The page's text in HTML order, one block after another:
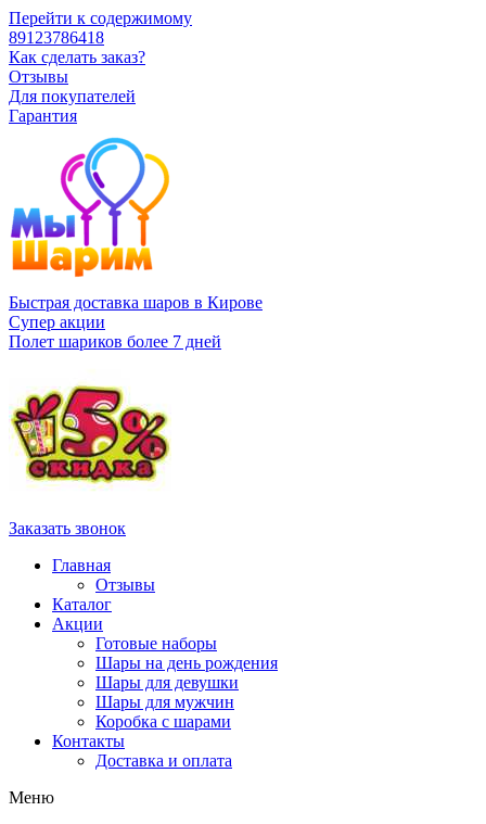
Перейти к содержимому
89123786418
Как сделать заказ?
Отзывы
Для покупателей
Гарантия
Быстрая доставка шаров в Кирове
Супер акции
Полет шариков более 7 дней
Заказать звонок
Главная
Отзывы
Каталог
Акции
Готовые наборы
Шары на день рождения
Шары для девушки
Шары для мужчин
Коробка с шарами
Контакты
Доставка и оплата
Меню